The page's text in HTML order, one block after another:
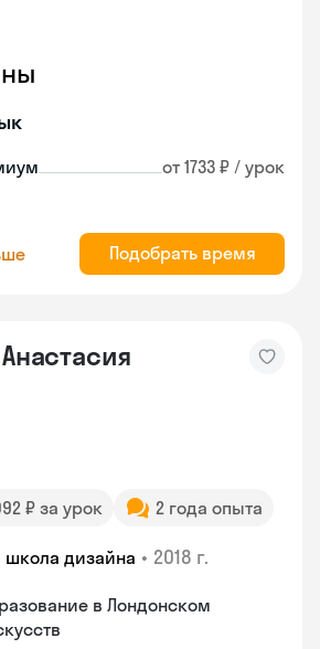
от 1733 ₽ / урок
Подобрать время
Анастасия
₽ за урок 2 года опыта
школа дизайна • 2018 г.
в Лондонском